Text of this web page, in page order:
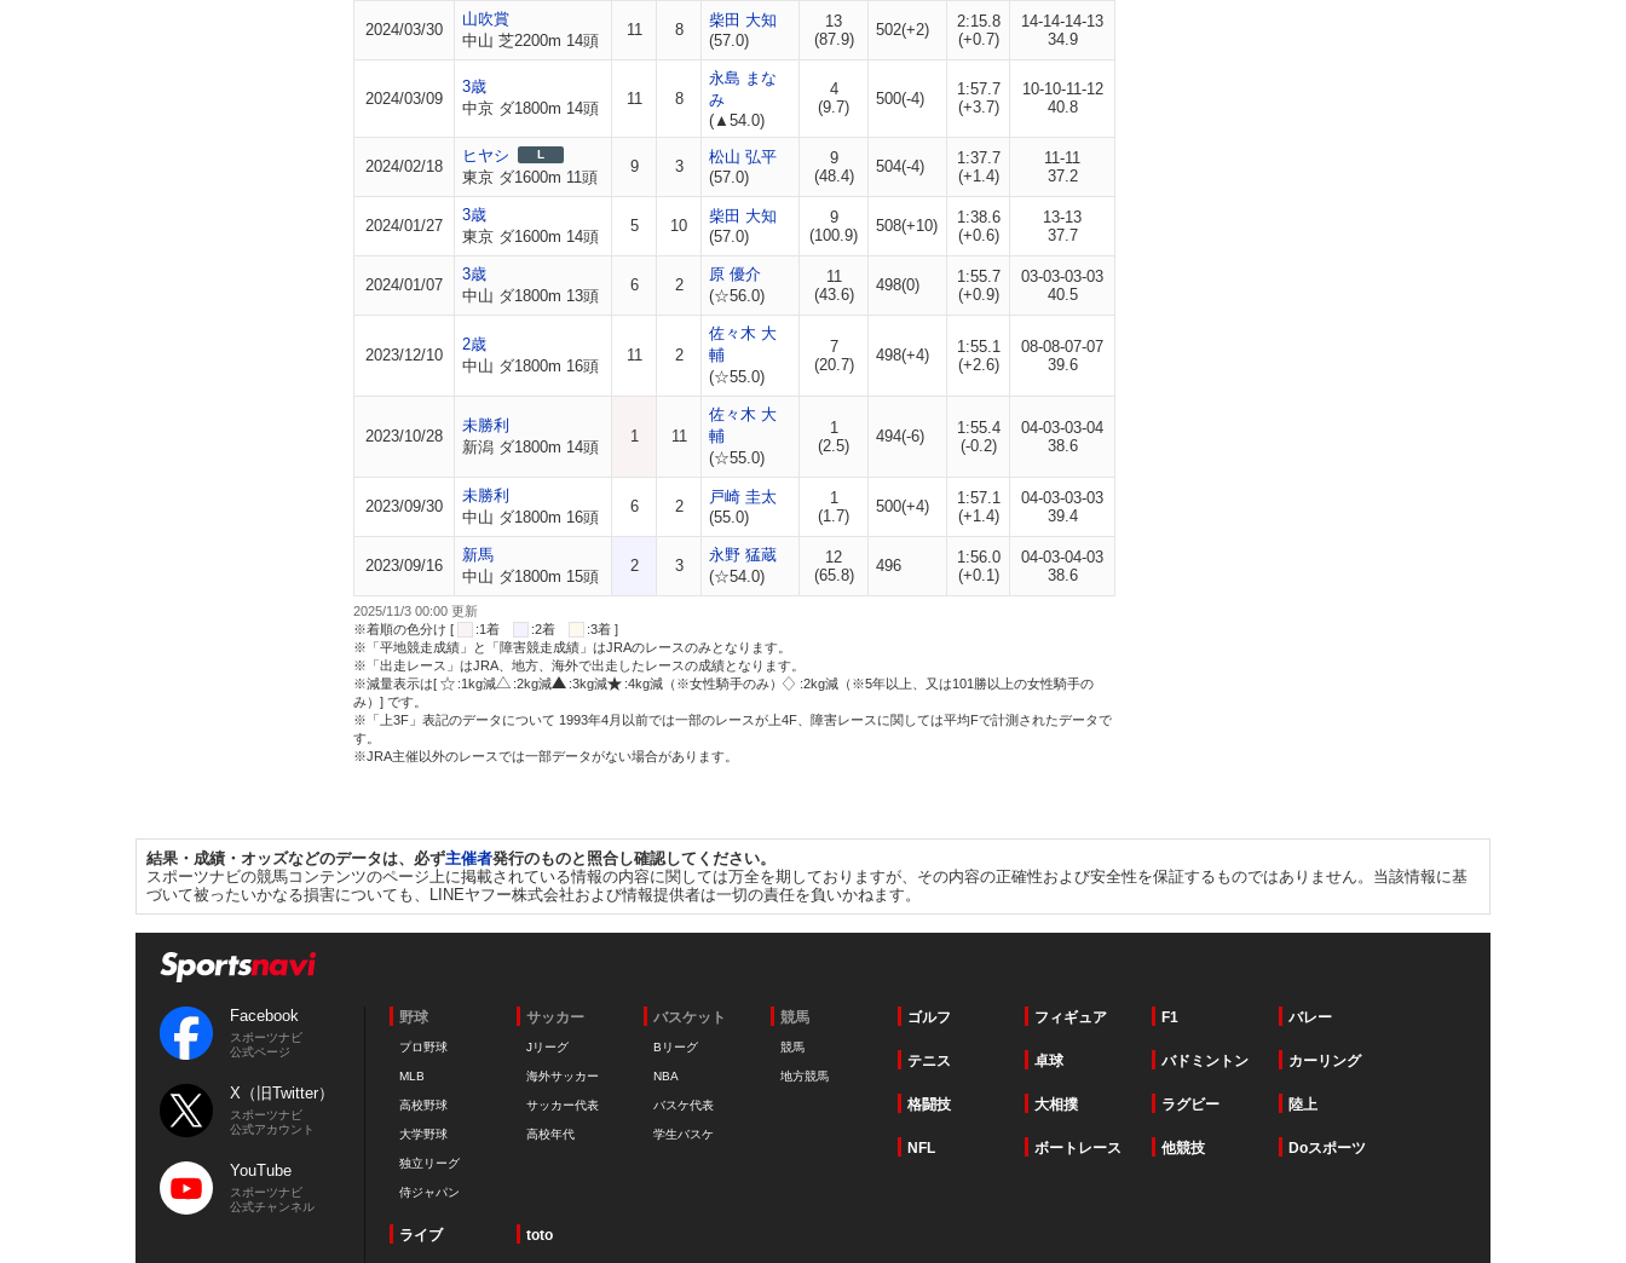
2024/03/30
山吹賞
中山 芝2200m 14頭
11 8
柴田 大知
(57.0)
13
(87.9)
502(+2)
2:15.8
(+0.7)
14-14-14-13
34.9
2024/03/09
3歳
中京 ダ1800m 14頭
11 8
永島 まな
み
(▲54.0)
4
(9.7)
500(-4)
1:57.7
(+3.7)
10-10-11-12
40.8
2024/02/18
ヒヤシ L
東京 ダ1600m 11頭
9 3
松山 弘平
(57.0)
9
(48.4)
504(-4)
1:37.7
(+1.4)
11-11
37.2
2024/01/27
3歳
東京 ダ1600m 14頭
5 10
柴田 大知
(57.0)
9
(100.9)
508(+10)
1:38.6
(+0.6)
13-13
37.7
2024/01/07
3歳
中山 ダ1800m 13頭
6 2
原 優介
(☆56.0)
11
(43.6)
498(0)
1:55.7
(+0.9)
03-03-03-03
40.5
2023/12/10
2歳
中山 ダ1800m 16頭
11 2
佐々木 大
輔
(☆55.0)
7
(20.7)
498(+4)
1:55.1
(+2.6)
08-08-07-07
39.6
2023/10/28
未勝利
新潟 ダ1800m 14頭
1 11
佐々木 大
輔
(☆55.0)
1
(2.5)
494(-6)
1:55.4
(-0.2)
04-03-03-04
38.6
2023/09/30
未勝利
中山 ダ1800m 16頭
6 2
戸崎 圭太
(55.0)
1
(1.7)
500(+4)
1:57.1
(+1.4)
04-03-03-03
39.4
2023/09/16
新馬
中山 ダ1800m 15頭
2 3
永野 猛蔵
(☆54.0)
12
(65.8)
496
1:56.0
(+0.1)
04-03-04-03
38.6
2025/11/3 00:00 更新
※着順の色分け [
:1着 :2着
:3着 ]
※「平地競走成績」と「障害競走成績」はJRAのレースのみとなります。
※「出走レース」はJRA、地方、海外で出走したレースの成績となります。
※減量表示は[
:1kg減 :2kg減 :3kg減 :4kg減（※女性騎手のみ）
:2kg減（※5年以上、又は101勝以上の女性騎手の
み）] です。
※「上3F」表記のデータについて 1993年4月以前では一部のレースが上4F、障害レースに関しては平均Fで計測されたデータで
す。
※JRA主催以外のレースでは一部データがない場合があります。
結果・成績・オッズなどのデータは、必ず主催者発行のものと照合し確認してください。
スポーツナビの競馬コンテンツのページ上に掲載されている情報の内容に関しては万全を期しておりますが、その内容の正確性および安全性を保証するものではありません。当該情報に基
づいて被ったいかなる損害についても、LINEヤフー株式会社および情報提供者は一切の責任を負いかねます。
Facebook
スポーツナビ
公式ページ
X（旧Twitter）
スポーツナビ
公式アカウント
YouTube
スポーツナビ
公式チャンネル
野球
プロ野球
MLB
高校野球
大学野球
独立リーグ
侍ジャパン
サッカー
Jリーグ
海外サッカー
サッカー代表
高校年代
バスケット
Bリーグ
NBA
バスケ代表
学生バスケ
競馬
競馬
地方競馬
ゴルフ フィギュア F1 バレー
テニス 卓球 バドミントン カーリング
格闘技 大相撲 ラグビー 陸上
NFL ボートレース 他競技 Doスポーツ
ライブ toto